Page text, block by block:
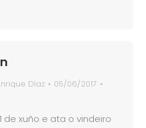
Díaz
05/06/2017
de xuño e ata o vindeiro